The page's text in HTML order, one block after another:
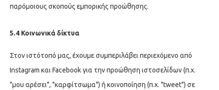
παρόμοιους σκοπούς εμπορικής προώθησης.
5.4 Κοινωνικά δίκτυα
Στον ιστότοπό μας, έχουμε συμπεριλάβει περιεχόμενο από
Instagram και Facebook για την προώθηση ιστοσελίδων (π.χ.
"μου αρέσει", "καρφίτσωμα") ή κοινοποίηση (π.χ. "tweet") σε